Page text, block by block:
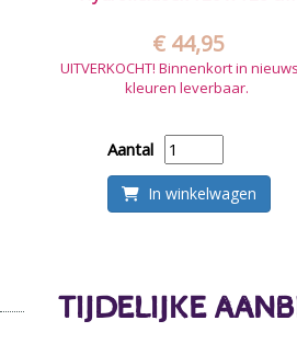
€ 44,95
UITVERKOCHT! Binnenkort in
kleuren leverbaar.
Aantal
In winkelwagen
TIJDELIJKE